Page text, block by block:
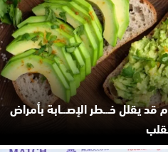
قد يقلل خـ.ـطر الإصـ.ـابة بأمراض